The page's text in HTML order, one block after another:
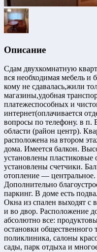
Описание
Сдам двухкомнатную
вся необходимая мебель и
кому не сдавалась,жили
магазины,удобная
платежеспособных и
интернет(оплачивается
вопросы по телефону. в п.
области (район центр).
расположена на втором
дома. Имеется балкон.
установлены пластиковые
установлены счетчики.
отопление — центральное.
Дополнительно
паркинг. В доме есть
Окна из спален выходят с
и во двор. Расположение
абсолютно все:
остановки общественного
поликлиника, салоны
сады, парк отдыха и